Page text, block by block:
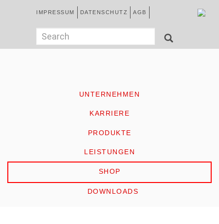
Kopfzeile
IMPRESSUM DATENSCHUTZ AGB
Suchformular
Search SEARCH
UNTERNEHMEN
KARRIERE
PRODUKTE
LEISTUNGEN
SHOP
DOWNLOADS